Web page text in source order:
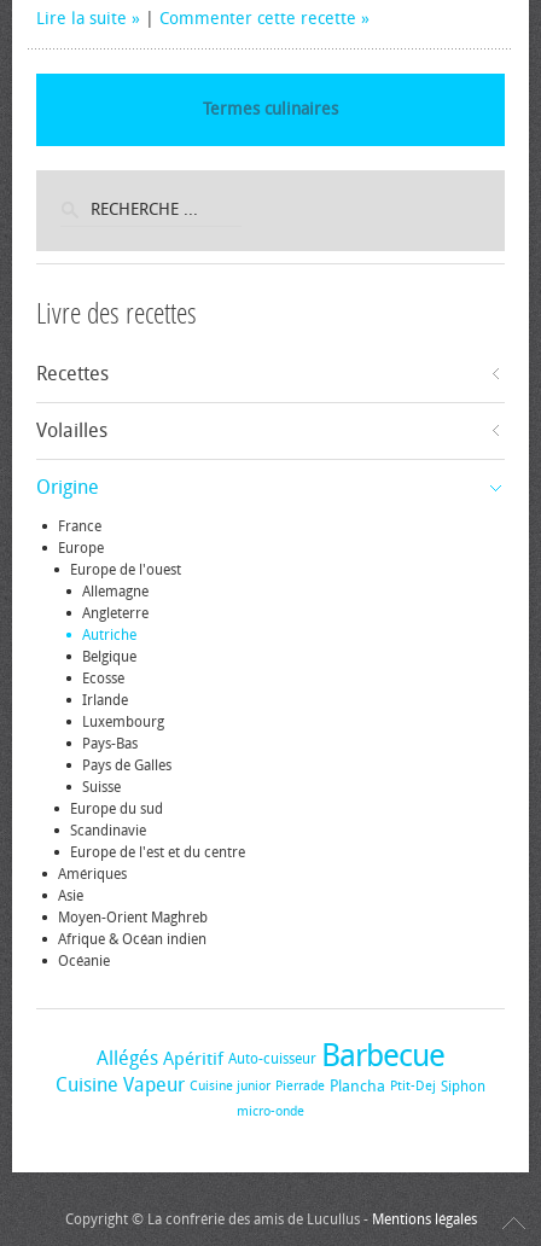
Lire la suite
Commenter cette recette
Termes culinaires
Livre des recettes
Recettes
Volailles
Origine
France
Europe
Europe de l'ouest
Allemagne
Angleterre
Autriche
Belgique
Ecosse
Irlande
Luxembourg
Pays-Bas
Pays de Galles
Suisse
Europe du sud
Scandinavie
Europe de l'est et du centre
Amériques
Asie
Moyen-Orient Maghreb
Afrique & Océan indien
Océanie
Allégés Apéritif Auto-cuisseur Barbecue
Cuisine Vapeur Cuisine junior Pierrade Plancha Ptit-Dej Siphon
micro-onde
Copyright © La confrérie des amis de Lucullus - Mentions légales